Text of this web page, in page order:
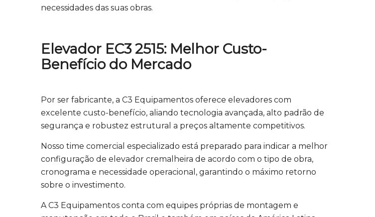
necessidades das suas obras.
Elevador EC3 2515: Melhor Custo-
Benefício do Mercado
Por ser fabricante, a C3 Equipamentos oferece elevadores com
excelente custo-benefício, aliando tecnologia avançada, alto padrão de
segurança e robustez estrutural a preços altamente competitivos.
Nosso time comercial especializado está preparado para indicar a melhor
configuração de elevador cremalheira de acordo com o tipo de obra,
cronograma e necessidade operacional, garantindo o máximo retorno
sobre o investimento.
A C3 Equipamentos conta com equipes próprias de montagem e